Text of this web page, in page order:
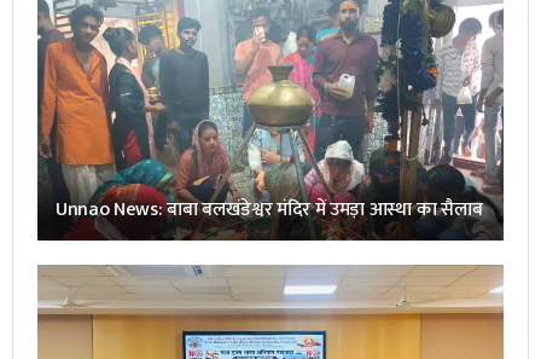
Unnao News: बाबा बलखंडेश्वर मंदिर में उमड़ा आस्था का सैलाब